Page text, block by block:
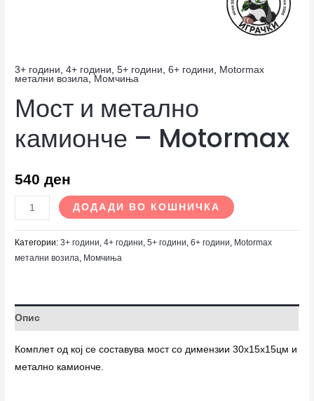
3+ години,4+ години,5+ години,6+ години, Motormax
метални возила, Момчиња
Мост и метално
камионче – Motormax
540ден
ДОДАДИ ВО КОШНИЧКА
Категории:3+ години,4+ години,5+ години,6+ години, Motormax
метални возила, Момчиња
Опис
Комплет од кој се составува мост со димензии 30х15х15цм и
метално камионче.